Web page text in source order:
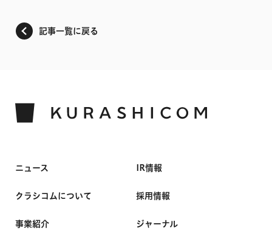
記事一覧に戻る
ニュース
クラシコムについて
事業紹介
IR情報
採用情報
ジャーナル